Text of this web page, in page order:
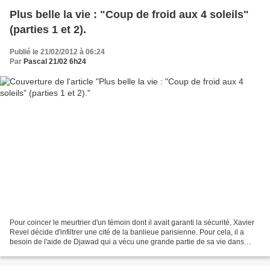
Plus belle la vie : "Coup de froid aux 4 soleils"
(parties 1 et 2).
Publié le 21/02/2012 à 06:24
Par Pascal 21/02 6h24
Pour coincer le meurtrier d'un témoin dont il avait garanti la sécurité, Xavier
Revel décide d'infiltrer une cité de la banlieue parisienne. Pour cela, il a
besoin de l'aide de Djawad qui a vécu une grande partie de sa vie dans